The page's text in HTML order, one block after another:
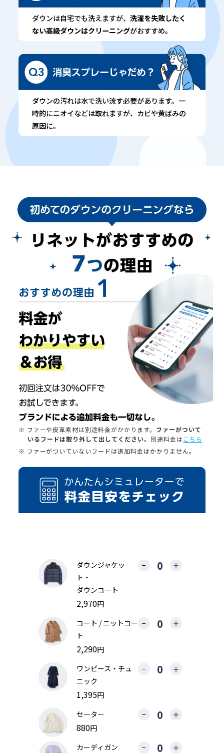
ダウンは自宅でも洗えますが、 洗濯を失敗したく
ない高級ダウンはクリーニングがおすすめ。
ダウンの汚れは水で洗い流す必要があります。一
時的にニオイなどは取れますが、カビや黄ばみの
原因に。
※ ファーや皮革素材は別途料金がかかります。 ファーがついて
いるフードは取り外して出してください。別途料金はこちら
※ ファーがついていないフードは追加料金はかかりません。
ダウンジャケッ
ト・
ダウンコート
2,970円
− ＋
コート / ニットコー
ト
2,290円
− ＋
ワンピース・チュ
ニック
1,395円
− ＋
セーター
880円
− ＋
カーディガン − ＋